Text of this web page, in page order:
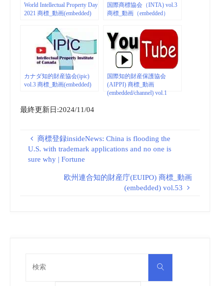
World Intellectual Property Day
2021 商標_動画(embedded)
国際商標協会（INTA) vol.3
商標_動画（embedded）
カナダ知的財産協会(ipic)
vol.3 商標_動画(embedded)
国際知的財産保護協会
(AIPPI) 商標_動画
(embedded/channel) vol.1
最終更新日:2024/11/04
商標登録insideNews: China is flooding the
U.S. with trademark applications and no one is
sure why | Fortune
欧州連合知的財産庁(EUIPO) 商標_動画
(embedded) vol.53
検